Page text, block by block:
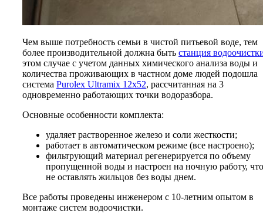
Чем выше потребность семьи в чистой питьевой воде, тем
более производительной должна быть станция
этом случае с учетом данных химического анализа воды и
количества проживающих в частном доме людей подошла
система Purolex Ultramix 12х52, рассчитанная на 3
одновременно работающих точки водоразбора.
Основные особенности комплекта:
удаляет растворенное железо и соли жесткости;
работает в автоматическом режиме (все настроено);
фильтрующий материал регенерируется по объему
пропущенной воды и настроен на ночную работу,
не оставлять жильцов без воды днем.
Все работы проведены инженером с 10-летним опытом в
монтаже систем водоочистки.